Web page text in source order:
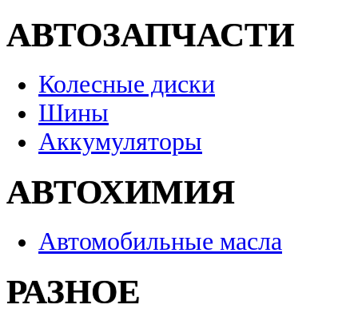
АВТОЗАПЧАСТИ
Колесные диски
Шины
Аккумуляторы
АВТОХИМИЯ
Автомобильные масла
РАЗНОЕ